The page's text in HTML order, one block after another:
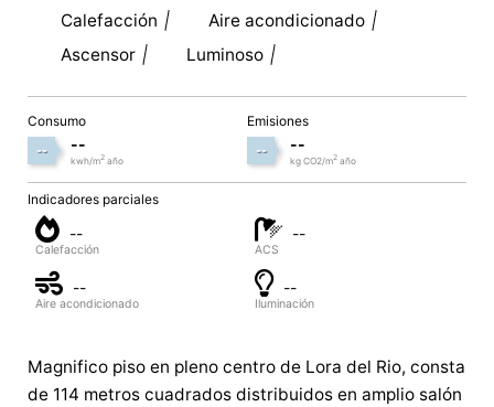
Calefacción
Aire acondicionado
Ascensor
Luminoso
Consumo
-- --
kwh/m2año
Emisiones
-- --
kg CO2/m2año
Indicadores parciales
--
Calefacción
--
ACS
--
Aire acondicionado
--
Iluminación
Magnifico piso en pleno centro de Lora del Rio, consta
de 114 metros cuadrados distribuidos en amplio salón